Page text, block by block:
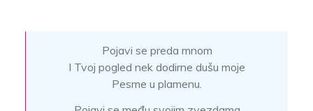
Pojavi se preda mnom
I Tvoj pogled nek dodirne dušu moje
Pesme u plamenu.